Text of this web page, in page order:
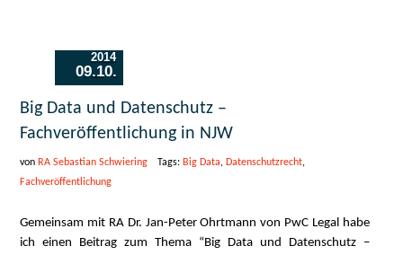
2014
09.10.
Big Data und Datenschutz –
Fachveröffentlichung in NJW
von RA Sebastian Schwiering Tags: Big Data, Datenschutzrecht,
Fachveröffentlichung
Gemeinsam mit RA Dr. Jan-Peter Ohrtmann von PwC Legal habe
ich einen Beitrag zum Thema “Big Data und Datenschutz –